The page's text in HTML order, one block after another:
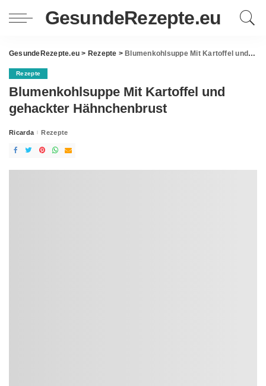
GesundeRezepte.eu
GesundeRezepte.eu > Rezepte > Blumenkohlsuppe Mit Kartoffel und gehackter Hähnchenbrust
Rezepte
Blumenkohlsuppe Mit Kartoffel und
gehackter Hähnchenbrust
Posted
Ricarda Rezepte